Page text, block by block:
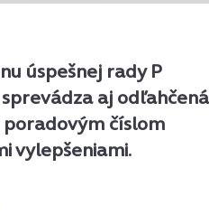
úspešnej rady P
aj odľahčená
poradovým číslom
vylepšeniami.